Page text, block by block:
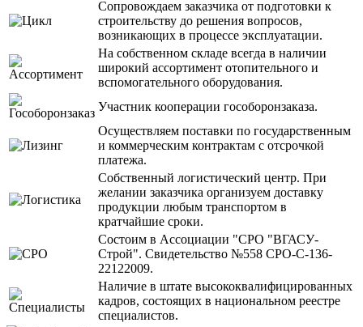
Сопровождаем заказчика от подготовки к
строительству до решения вопросов,
возникающих в процессе эксплуатации.
На собственном складе всегда в наличии
широкий ассортимент отопительного и
вспомогательного оборудования.
Участник кооперации гособоронзаказа.
Осуществляем поставки по государственным
и коммерческим контрактам с отсрочкой
платежа.
Собственный логистический центр. При
желании заказчика организуем доставку
продукции любым транспортом в
кратчайшие сроки.
Состоим в Ассоциации "СРО "ВГАСУ-
Строй". Свидетельство №558 СРО-С-136-
22122009.
Наличие в штате высококвалифицированных
кадров, состоящих в национальном реестре
специалистов.